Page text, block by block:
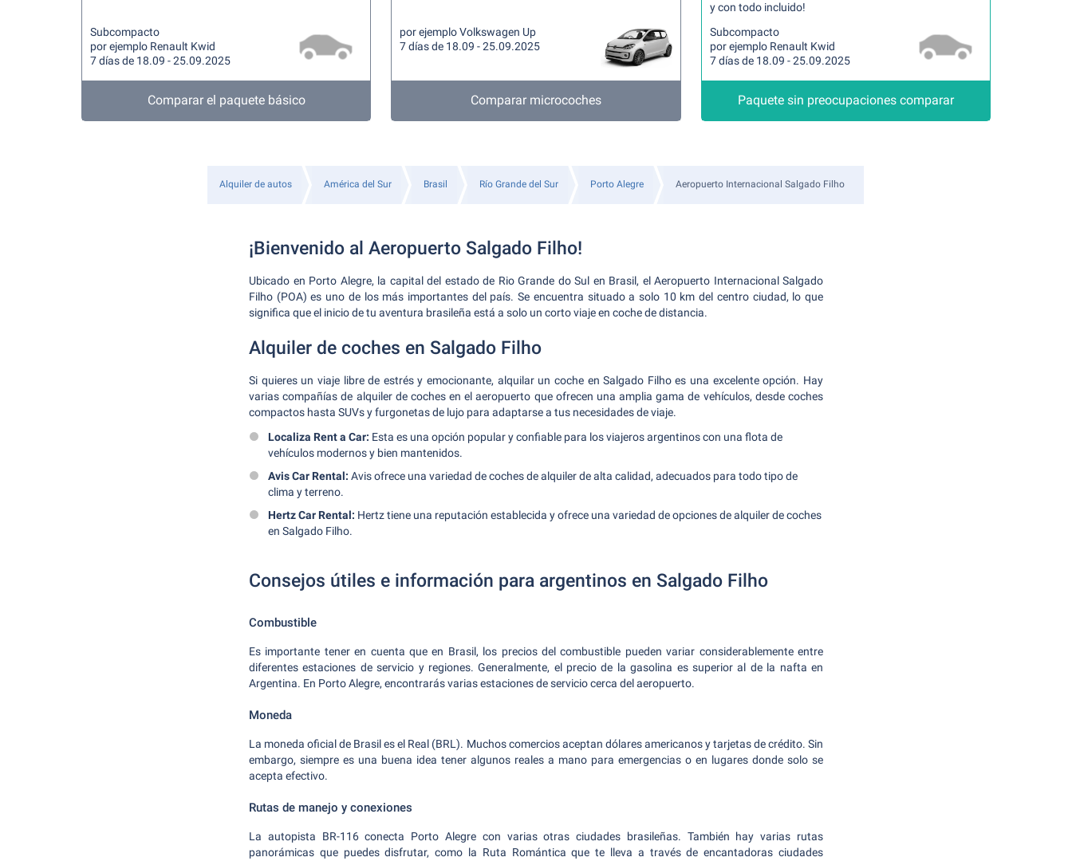
Subcompacto
por ejemplo Renault Kwid
7 días de 18.09 - 25.09.2025
Comparar el paquete básico
por ejemplo Volkswagen Up
7 días de 18.09 - 25.09.2025
Comparar microcoches
y con todo incluido!
Subcompacto
por ejemplo Renault Kwid
7 días de 18.09 - 25.09.2025
Paquete sin preocupaciones comparar
Alquiler de autos América del Sur Brasil Río Grande del Sur Porto Alegre Aeropuerto Internacional Salgado Filho
¡Bienvenido al Aeropuerto Salgado Filho!
Ubicado en Porto Alegre, la capital del estado de Rio Grande do Sul en Brasil, el Aeropuerto Internacional Salgado
Filho (POA) es uno de los más importantes del país. Se encuentra situado a solo 10 km del centro ciudad, lo que
significa que el inicio de tu aventura brasileña está a solo un corto viaje en coche de distancia.
Alquiler de coches en Salgado Filho
Si quieres un viaje libre de estrés y emocionante, alquilar un coche en Salgado Filho es una excelente opción. Hay
varias compañías de alquiler de coches en el aeropuerto que ofrecen una amplia gama de vehículos, desde coches
compactos hasta SUVs y furgonetas de lujo para adaptarse a tus necesidades de viaje.
Localiza Rent a Car: Esta es una opción popular y confiable para los viajeros argentinos con una flota de
vehículos modernos y bien mantenidos.
Avis Car Rental: Avis ofrece una variedad de coches de alquiler de alta calidad, adecuados para todo tipo de
clima y terreno.
Hertz Car Rental: Hertz tiene una reputación establecida y ofrece una variedad de opciones de alquiler de coches
en Salgado Filho.
Consejos útiles e información para argentinos en Salgado Filho
Combustible
Es importante tener en cuenta que en Brasil, los precios del combustible pueden variar considerablemente entre
diferentes estaciones de servicio y regiones. Generalmente, el precio de la gasolina es superior al de la nafta en
Argentina. En Porto Alegre, encontrarás varias estaciones de servicio cerca del aeropuerto.
Moneda
La moneda oficial de Brasil es el Real (BRL). Muchos comercios aceptan dólares americanos y tarjetas de crédito. Sin
embargo, siempre es una buena idea tener algunos reales a mano para emergencias o en lugares donde solo se
acepta efectivo.
Rutas de manejo y conexiones
La autopista BR-116 conecta Porto Alegre con varias otras ciudades brasileñas. También hay varias rutas
panorámicas que puedes disfrutar, como la Ruta Romántica que te lleva a través de encantadoras ciudades